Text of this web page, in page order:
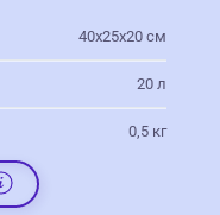
40х25х20 см
20 л
0,5 кг